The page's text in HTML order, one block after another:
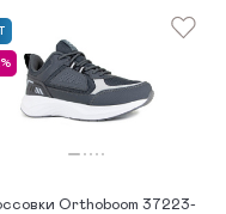
Orthoboom 37223-